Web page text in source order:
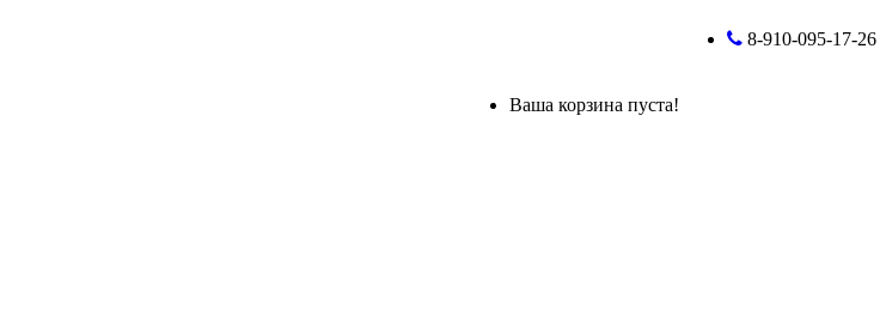
8-910-095-17-26
Ваша корзина пуста!